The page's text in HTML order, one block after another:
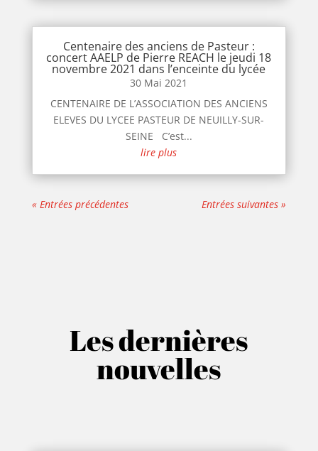
Centenaire des anciens de Pasteur :
concert AAELP de Pierre REACH le jeudi 18
novembre 2021 dans l’enceinte du lycée
30 Mai 2021
CENTENAIRE DE L’ASSOCIATION DES ANCIENS
ELEVES DU LYCEE PASTEUR DE NEUILLY-SUR-
SEINE C’est...
lire plus
« Entrées précédentes Entrées suivantes »
Les dernières
nouvelles